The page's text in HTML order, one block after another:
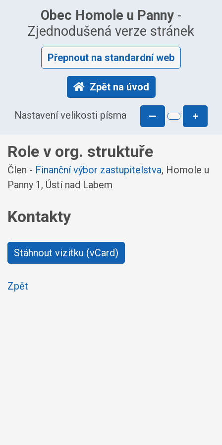
Obec Homole u Panny -
Zjednodušená verze stránek
Přepnout na standardní web
Zpět na úvod
Nastavení velikosti písma — +
Role v org. struktuře
Člen - Finanční výbor zastupitelstva, Homole u
Panny 1, Ústí nad Labem
Kontakty
Stáhnout vizitku (vCard)
Zpět